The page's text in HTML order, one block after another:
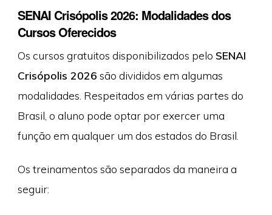
SENAI Crisópolis 2026: Modalidades dos
Cursos Oferecidos
Os cursos gratuitos disponibilizados pelo SENAI
Crisópolis 2026 são divididos em algumas
modalidades. Respeitados em várias partes do
Brasil, o aluno pode optar por exercer uma
função em qualquer um dos estados do Brasil.
Os treinamentos são separados da maneira a
seguir: